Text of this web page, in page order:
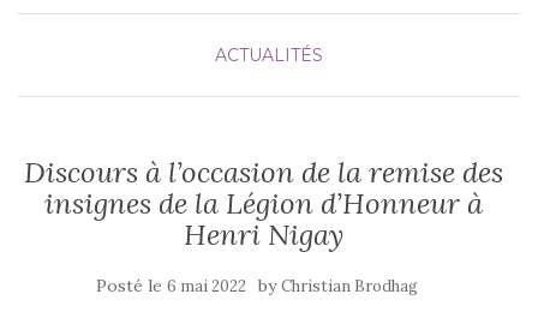
ACTUALITÉS
Discours à l’occasion de la remise des
insignes de la Légion d’Honneur à
Henri Nigay
Posté le 6 mai 2022 byChristian Brodhag